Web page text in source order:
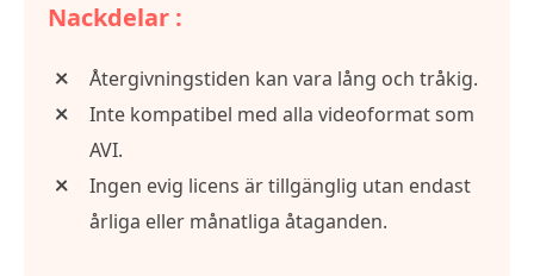
Nackdelar :
Återgivningstiden kan vara lång och tråkig.
Inte kompatibel med alla videoformat som
AVI.
Ingen evig licens är tillgänglig utan endast
årliga eller månatliga åtaganden.